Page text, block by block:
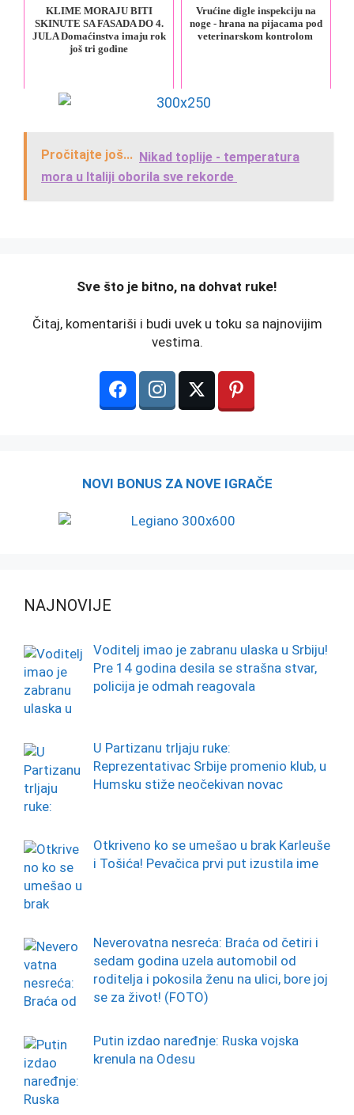
KLIME MORAJU BITI
SKINUTE SA FASADA DO 4.
JULA Domaćinstva imaju rok
još tri godine
Vrućine digle inspekciju na
noge - hrana na pijacama pod
veterinarskom kontrolom
Pročitajte još... Nikad toplije - temperatura
mora u Italiji oborila sve rekorde
️Sve što je bitno, na dohvat ruke!
Čitaj, komentariši i budi uvek u toku sa najnovijim
vestima.
NOVI BONUS ZA NOVE IGRAČE
NAJNOVIJE
Voditelj imao je zabranu ulaska u Srbiju!
Pre 14 godina desila se strašna stvar,
policija je odmah reagovala
U Partizanu trljaju ruke:
Reprezentativac Srbije promenio klub, u
Humsku stiže neočekivan novac
Otkriveno ko se umešao u brak Karleuše
i Tošića! Pevačica prvi put izustila ime
Neverovatna nesreća: Braća od četiri i
sedam godina uzela automobil od
roditelja i pokosila ženu na ulici, bore joj
se za život! (FOTO)
Putin izdao naređnje: Ruska vojska
krenula na Odesu